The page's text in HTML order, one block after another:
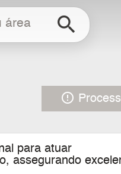
search
error_outline
para atuar
assegurando